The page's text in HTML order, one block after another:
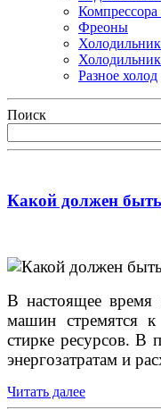
Компрессора
Фреоны
Разное холод
Поиск
Какой должен
В настоящее время
машин стремятся
стирке ресурсов. В
энергозатратам и
Читать далее